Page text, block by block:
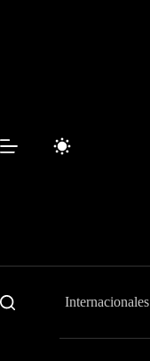
Internacionales